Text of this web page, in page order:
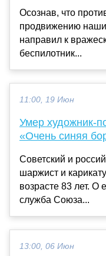
Осознав, что
продвижению
направил к
беспилотник...
11:00, 19 Июн
Умер художник-
«Очень синяя
Советский и
шаржист и
возрасте 83 лет. О
служба Союза...
13:00, 06 Июн